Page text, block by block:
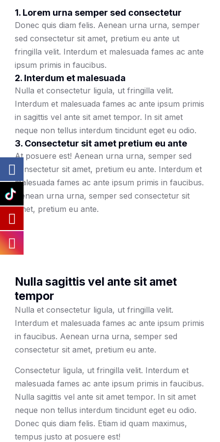
1. Lorem urna semper sed consectetur
Donec quis diam felis. Aenean urna urna, semper
sed consectetur sit amet, pretium eu ante ut
fringilla velit. Interdum et malesuada fames ac ante
ipsum primis in faucibus.
2. Interdum et malesuada
Nulla et consectetur ligula, ut fringilla velit.
Interdum et malesuada fames ac ante ipsum primis
in sagittis vel ante sit amet tempor. In sit amet
neque non tellus interdum tincidunt eget eu odio.
3. Consectetur sit amet pretium eu ante
At posuere est! Aenean urna urna, semper sed
consectetur sit amet, pretium eu ante. Interdum et
malesuada fames ac ante ipsum primis in faucibus.
Aenean urna urna, semper sed consectetur sit
amet, pretium eu ante.
Nulla sagittis vel ante sit amet
tempor
Nulla et consectetur ligula, ut fringilla velit.
Interdum et malesuada fames ac ante ipsum primis
in faucibus. Aenean urna urna, semper sed
consectetur sit amet, pretium eu ante.
Consectetur ligula, ut fringilla velit. Interdum et
malesuada fames ac ante ipsum primis in faucibus.
Nulla sagittis vel ante sit amet tempor. In sit amet
neque non tellus interdum tincidunt eget eu odio.
Donec quis diam felis. Etiam id quam maximus,
tempus justo at posuere est!